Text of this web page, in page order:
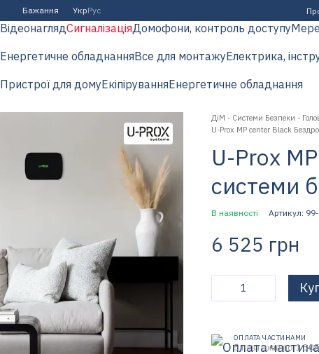
Бажання УкрРус
ВідеонаглядСигналізаціяДомофони, контроль доступу
Енергетичне обладнанняВсе для монтажуЕлектрика,
Пристрої для домуЕкіпіруванняЕнергетичне обладнання
ДіМ - Системи Безпеки -
U-Prox MP center Black
U-Prox
системи
В наявності Артикул:
6 525 грн
ОПЛАТА ЧАСТИНАМИ
5 платежів по 1